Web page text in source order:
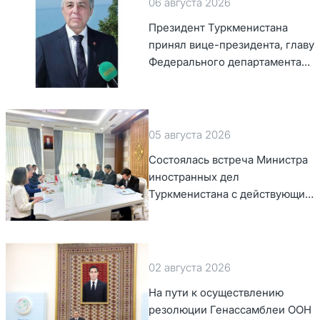
Президент Туркменистана
принял вице-президента, главу
Федерального департамента
05 августа 2026
Состоялась встреча Министра
иностранных дел
Туркменистана с действующим
председателем ОБСЕ
02 августа 2026
На пути к осуществлению
резолюции Генассамблеи ООН